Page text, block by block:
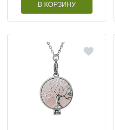
В КОРЗИНУ